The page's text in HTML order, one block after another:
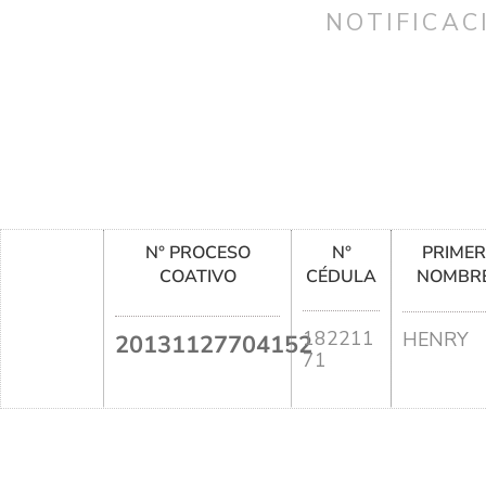
N° PROCESO
COATIVO
20131127704152
N°
CÉDULA
182211
71
PRIMER
HENRY